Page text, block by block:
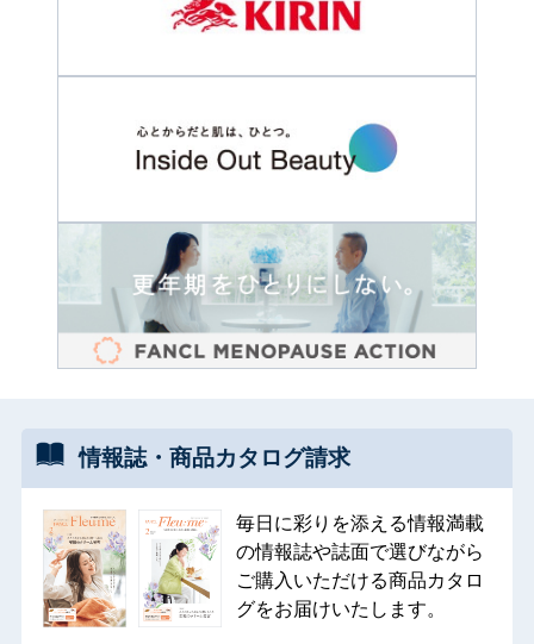
情報誌・ 商品カタログ請求
毎日に彩りを添える情報満載
の情報誌や誌面で選びながら
ご購入いただける商品カタロ
グをお届けいたします。